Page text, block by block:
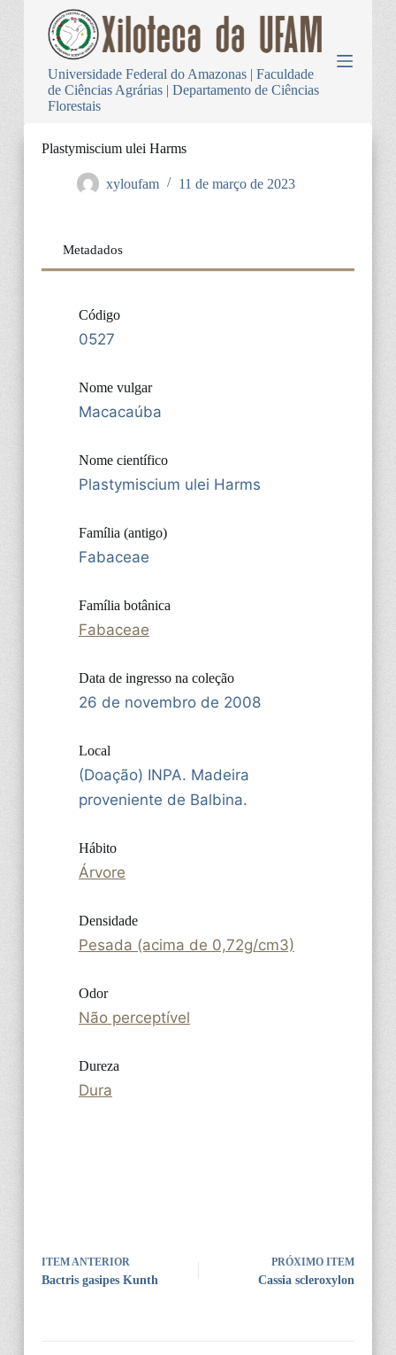
Universidade Federal do Amazonas | Faculdade
de Ciências Agrárias | Departamento de Ciências
Florestais
Plastymiscium ulei Harms
xyloufam 11 de março de 2023
Metadados
Código
0527
Nome vulgar
Macacaúba
Nome científico
Plastymiscium ulei Harms
Família (antigo)
Fabaceae
Família botânica
Fabaceae
Data de ingresso na coleção
26 de novembro de 2008
Local
(Doação) INPA. Madeira
proveniente de Balbina.
Hábito
Árvore
Densidade
Pesada (acima de 0,72g/cm3)
Odor
Não perceptível
Dureza
Dura
ITEM ANTERIOR
Bactris gasipes Kunth
PRÓXIMO ITEM
Cassia scleroxylon